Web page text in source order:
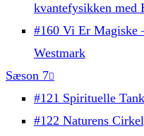
kvantefysikken med
#160 Vi Er Magiske
Westmark
Sæson 7
#121 Spirituelle
#122 Naturens